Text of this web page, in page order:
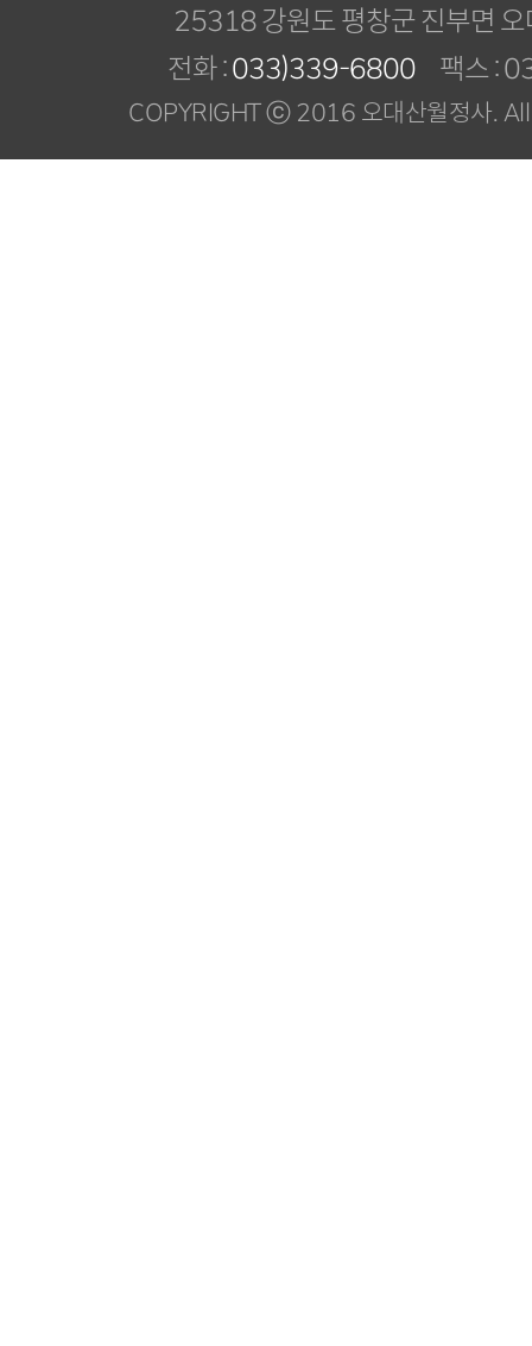
25318 강원도 평창군 진부면
전화 :033)339-6800 팩스 :
COPYRIGHT ⓒ 2016 오대산월정사.